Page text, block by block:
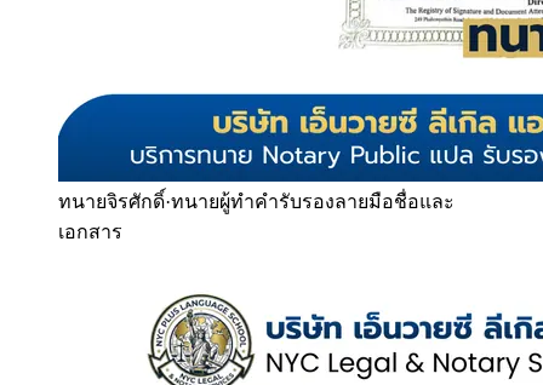
ทนายจิรศักดิ์·ทนายผู้ทำคำรับรองลายมือชื่อและ
เอกสาร